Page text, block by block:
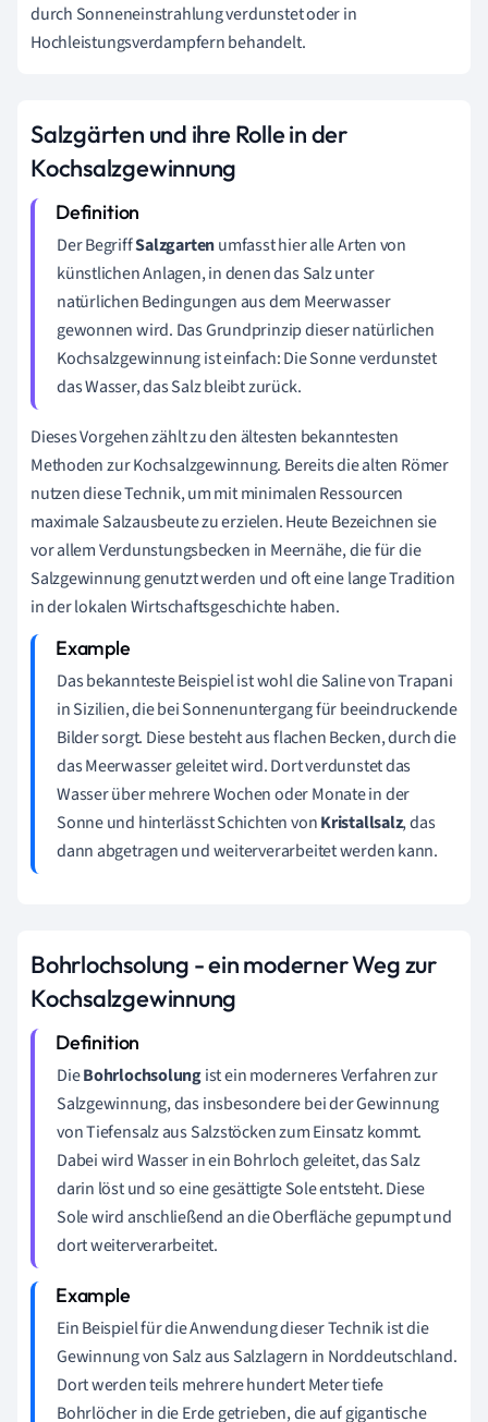
durch Sonneneinstrahlung verdunstet oder in
Hochleistungsverdampfern behandelt.
Salzgärten und ihre Rolle in der
Kochsalzgewinnung
Der BegriffSalzgartenumfasst hier alle Arten von
künstlichen Anlagen, in denen das Salz unter
natürlichen Bedingungen aus dem Meerwasser
gewonnen wird. Das Grundprinzip dieser natürlichen
Kochsalzgewinnung ist einfach: Die Sonne verdunstet
das Wasser, das Salz bleibt zurück.
Dieses Vorgehen zählt zu den ältesten bekanntesten
Methoden zur Kochsalzgewinnung. Bereits die alten Römer
nutzen diese Technik, um mit minimalen Ressourcen
maximale Salzausbeute zu erzielen. Heute Bezeichnen sie
vor allem Verdunstungsbecken in Meernähe, die für die
Salzgewinnung genutzt werden und oft eine lange Tradition
in der lokalen Wirtschaftsgeschichte haben.
Das bekannteste Beispiel ist wohl die Saline von Trapani
in Sizilien, die bei Sonnenuntergang für beeindruckende
Bilder sorgt. Diese besteht aus flachen Becken, durch die
das Meerwasser geleitet wird. Dort verdunstet das
Wasser über mehrere Wochen oder Monate in der
Sonne und hinterlässt Schichten vonKristallsalz, das
dann abgetragen und weiterverarbeitet werden kann.
Bohrlochsolung - ein moderner Weg zur
Kochsalzgewinnung
DieBohrlochsolungist ein moderneres Verfahren zur
Salzgewinnung, das insbesondere bei der Gewinnung
von Tiefensalz aus Salzstöcken zum Einsatz kommt.
Dabei wird Wasser in ein Bohrloch geleitet, das Salz
darin löst und so eine gesättigte Sole entsteht. Diese
Sole wird anschließend an die Oberfläche gepumpt und
dort weiterverarbeitet.
Ein Beispiel für die Anwendung dieser Technik ist die
Gewinnung von Salz aus Salzlagern in Norddeutschland.
Dort werden teils mehrere hundert Meter tiefe
Bohrlöcher in die Erde getrieben, die auf gigantische